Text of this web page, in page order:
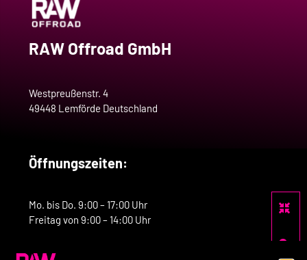
RAW Offroad GmbH
Westpreußenstr. 4
49448 Lemförde Deutschland
Öffnungszeiten:
Mo. bis Do. 9:00 – 17:00 Uhr
Freitag von 9:00 – 14:00 Uhr